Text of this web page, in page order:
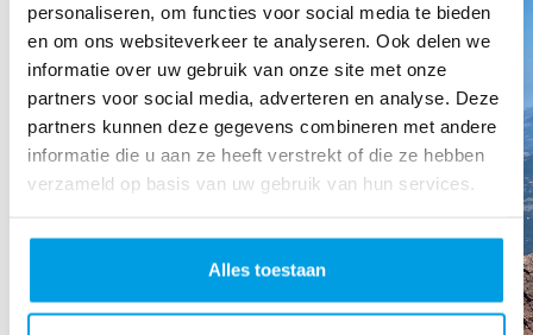
personaliseren, om functies voor social media te bieden
en om ons websiteverkeer te analyseren. Ook delen we
informatie over uw gebruik van onze site met onze
partners voor social media, adverteren en analyse. Deze
partners kunnen deze gegevens combineren met andere
informatie die u aan ze heeft verstrekt of die ze hebben
verzameld op basis van uw gebruik van hun services.
Alles toestaan